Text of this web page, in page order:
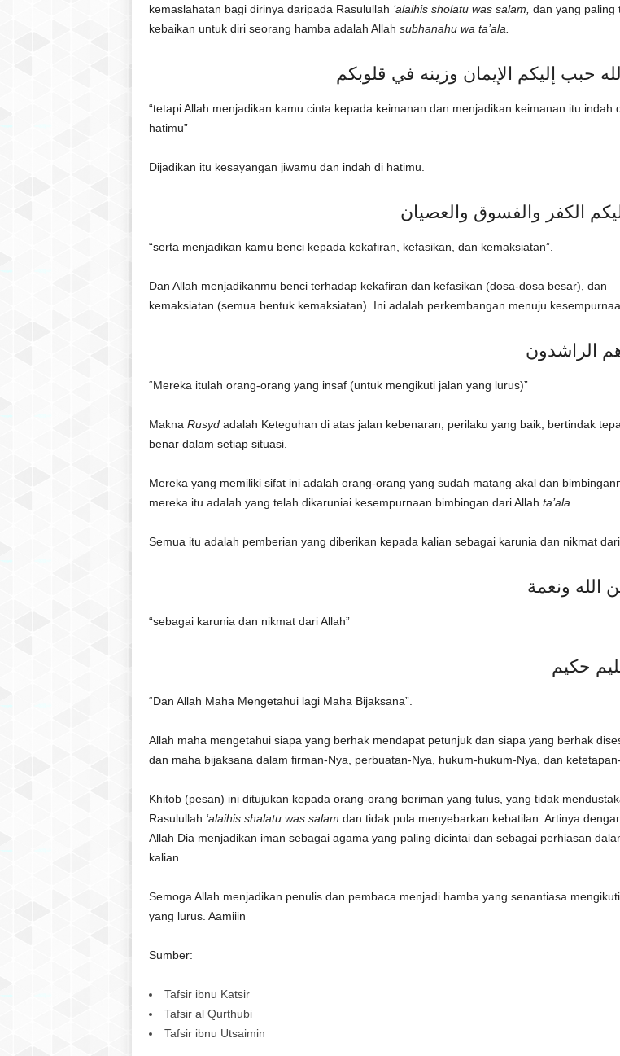
kemaslahatan bagi dirinya daripada Rasulullah ‘alaihis sholatu was salam, dan yang paling
kebaikan untuk diri seorang hamba adalah Allah subhanahu wa ta’ala.
حبب إليكم الإيمان وزينه في قلوبكم
“tetapi Allah menjadikan kamu cinta kepada keimanan dan menjadikan keimanan itu indah
hatimu”
Dijadikan itu kesayangan jiwamu dan indah di hatimu.
الكفر والفسوق والعصيان
“serta menjadikan kamu benci kepada kekafiran, kefasikan, dan kemaksiatan”.
Dan Allah menjadikanmu benci terhadap kekafiran dan kefasikan (dosa-dosa besar), dan
kemaksiatan (semua bentuk kemaksiatan). Ini adalah perkembangan menuju
الراشدون
“Mereka itulah orang-orang yang insaf (untuk mengikuti jalan yang lurus)”
Makna Rusyd adalah Keteguhan di atas jalan kebenaran, perilaku yang baik, bertindak
benar dalam setiap situasi.
Mereka yang memiliki sifat ini adalah orang-orang yang sudah matang akal dan
mereka itu adalah yang telah dikaruniai kesempurnaan bimbingan dari Allah ta’ala
Semua itu adalah pemberian yang diberikan kepada kalian sebagai karunia dan nikmat dari
الله ونعمة
“sebagai karunia dan nikmat dari Allah”
حكيم
“Dan Allah Maha Mengetahui lagi Maha Bijaksana”.
Allah maha mengetahui siapa yang berhak mendapat petunjuk dan siapa yang berhak
dan maha bijaksana dalam firman-Nya, perbuatan-Nya, hukum-hukum-Nya, dan ketetapan-
Khitob (pesan) ini ditujukan kepada orang-orang beriman yang tulus, yang tidak
Rasulullah ‘alaihis shalatu was salam dan tidak pula menyebarkan kebatilan. Artinya
Allah Dia menjadikan iman sebagai agama yang paling dicintai dan sebagai perhiasan
kalian.
Semoga Allah menjadikan penulis dan pembaca menjadi hamba yang senantiasa
yang lurus. Aamiiin
Sumber:
Tafsir ibnu Katsir
Tafsir al Qurthubi
Tafsir ibnu Utsaimin